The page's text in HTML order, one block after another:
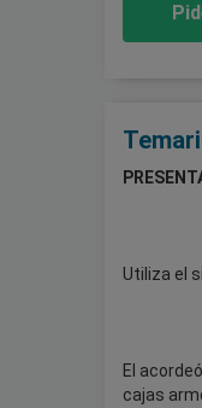
Utiliza el
El
cajas